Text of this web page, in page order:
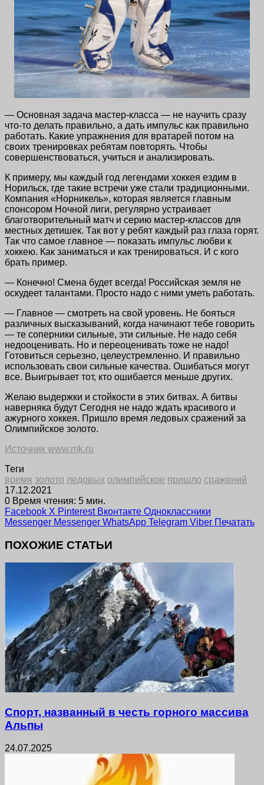
— Основная задача мастер-класса — не научить сразу
что-то делать правильно, а дать импульс как правильно
работать. Какие упражнения для вратарей потом на
своих тренировках ребятам повторять. Чтобы
совершенствоваться, учиться и анализировать.
К примеру, мы каждый год легендами хоккея ездим в
Норильск, где такие встречи уже стали традиционными.
Компания «Норникель», которая является главным
спонсором Ночной лиги, регулярно устраивает
благотворительный матч и серию мастер-классов для
местных детишек. Так вот у ребят каждый раз глаза горят.
Так что самое главное — показать импульс любви к
хоккею. Как заниматься и как тренироваться. И с кого
брать пример.
— Конечно! Смена будет всегда! Российская земля не
оскудеет талантами. Просто надо с ними уметь работать.
— Главное — смотреть на свой уровень. Не бояться
различных высказываний, когда начинают тебе говорить
— те соперники сильные, эти сильные. Не надо себя
недооценивать. Но и переоценивать тоже не надо!
Готовиться серьезно, целеустремленно. И правильно
использовать свои сильные качества. Ошибаться могут
все. Выигрывает тот, кто ошибается меньше других.
Желаю выдержки и стойкости в этих битвах. А битвы
наверняка будут Сегодня не надо ждать красивого и
ажурного хоккея. Пришло время ледовых сражений за
Олимпийское золото.
Источник www.mk.ru
Теги
время золото ледовых олимпийское пришло сражений
17.12.2021
0 Время чтения: 5 мин.
Facebook X Pinterest Вконтакте Одноклассники
Messenger Messenger WhatsApp Telegram Viber Печатать
ПОХОЖИЕ СТАТЬИ
Спорт, названный в честь горного массива
Альпы
24.07.2025